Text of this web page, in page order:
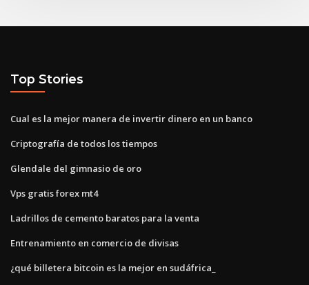
Top Stories
Cual es la mejor manera de invertir dinero en un banco
Criptografía de todos los tiempos
Glendale del gimnasio de oro
Vps gratis forex mt4
Ladrillos de cemento baratos para la venta
Entrenamiento en comercio de divisas
¿qué billetera bitcoin es la mejor en sudáfrica_